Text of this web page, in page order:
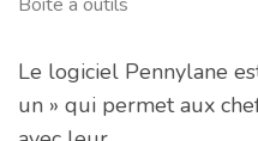
Le logiciel Pennylane
un » qui permet aux